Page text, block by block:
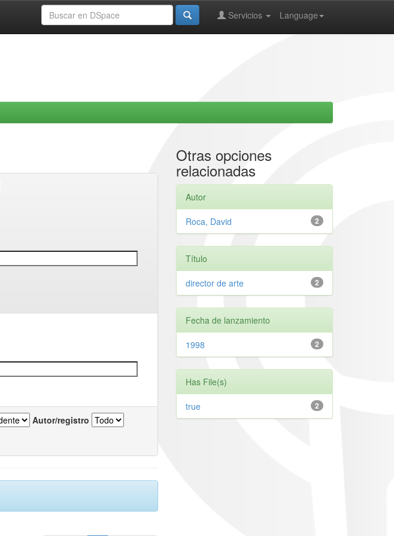
Language
Servicios
Autor/registro
Otras opciones
relacionadas
Autor
2
Roca, David
Título
2
director de arte
Fecha de lanzamiento
2
1998
Has File(s)
2
true